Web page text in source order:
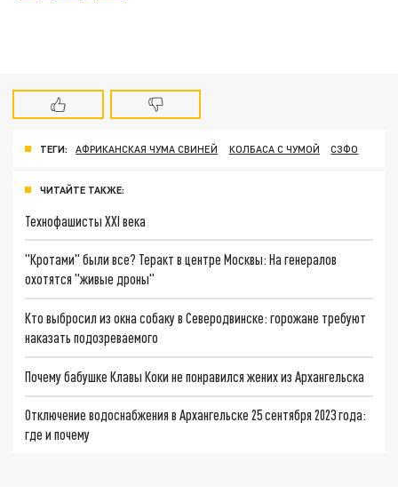
ТЕГИ: АФРИКАНСКАЯ ЧУМА СВИНЕЙ КОЛБАСА С ЧУМОЙ СЗФО
ЧИТАЙТЕ ТАКЖЕ:
Технофашисты XXI века
"Кротами" были все? Теракт в центре Москвы: На генералов
охотятся "живые дроны"
Кто выбросил из окна собаку в Северодвинске: горожане требуют
наказать подозреваемого
Почему бабушке Клавы Коки не понравился жених из Архангельска
Отключение водоснабжения в Архангельске 25 сентября 2023 года:
где и почему